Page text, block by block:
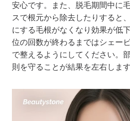
安心です。また、脱毛期間中に
スで根元から除去したりすると
にする毛根がなくなり効果が低
位の回数が終わるまではシェー
で整えるようにしてください。
則を守ることが結果を左右します